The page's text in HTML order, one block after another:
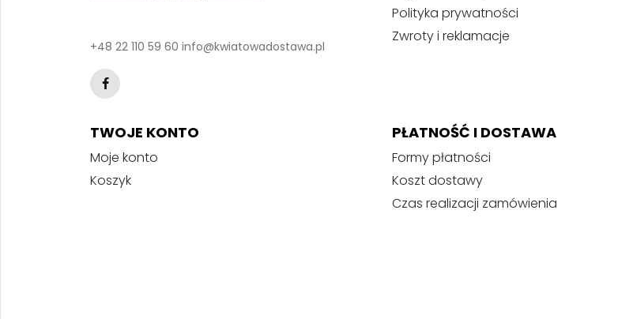
+48 22 110 59 60 info@kwiatowadostawa.pl
Polityka prywatności
Zwroty i reklamacje
TWOJE KONTO
Moje konto
Koszyk
PŁATNOŚĆ I DOSTAWA
Formy płatności
Koszt dostawy
Czas realizacji zamówienia